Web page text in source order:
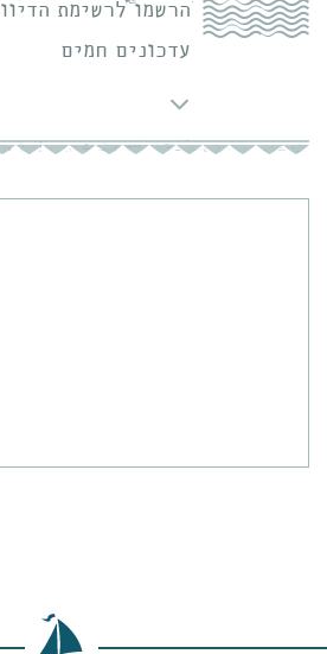
הרשמו לרשימת
עדכונים חמים